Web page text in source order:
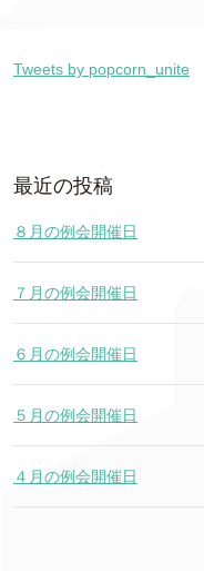
Tweets by popcorn_unite
最近の投稿
８月の例会開催日
７月の例会開催日
６月の例会開催日
５月の例会開催日
４月の例会開催日